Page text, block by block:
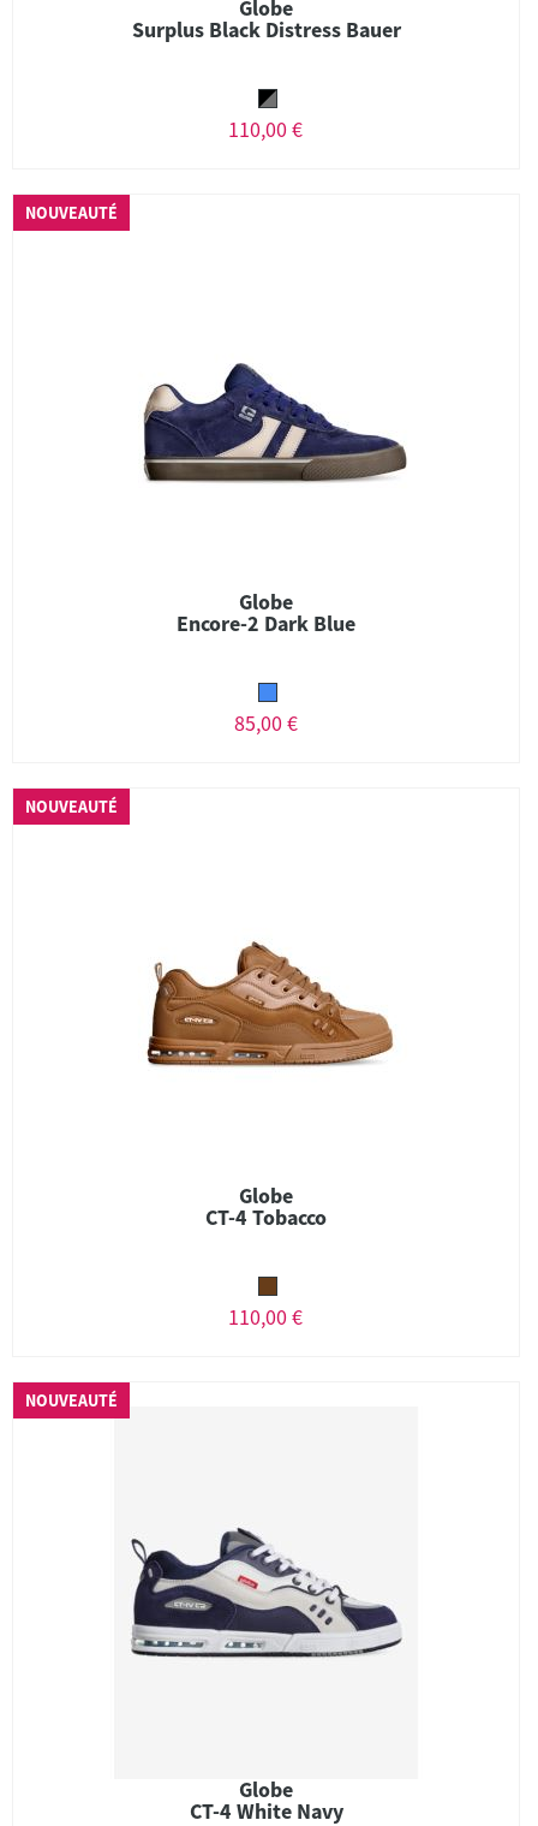
Globe
Surplus Black Distress Bauer
110,00 €
NOUVEAUTÉ
Globe
Encore-2 Dark Blue
85,00 €
NOUVEAUTÉ
Globe
CT-4 Tobacco
110,00 €
NOUVEAUTÉ
Globe
CT-4 White Navy